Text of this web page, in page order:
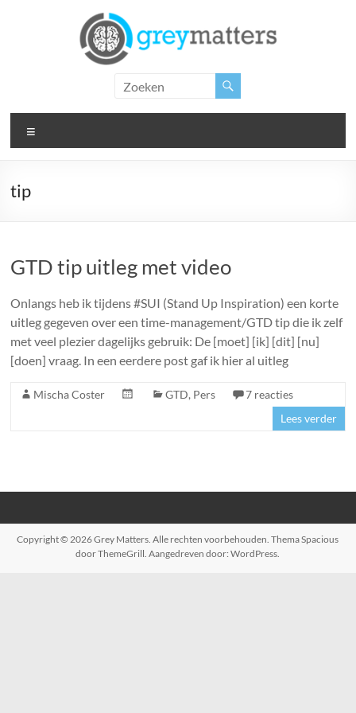
Matters
Insight.
Inspiration.
tip
GTD tip uitleg met video
Onlangs heb ik tijdens #SUI (Stand Up Inspiration) een korte
uitleg gegeven over een time-management/GTD tip die ik zelf
met veel plezier dagelijks gebruik: De [moet] [ik] [dit] [nu]
[doen] vraag. In een eerdere post gaf ik hier al uitleg
Mischa Coster GTD, Pers
7 reacties
Lees verder
Copyright © 2026Grey Matters. Alle rechten voorbehouden. ThemaSpacious
door ThemeGrill. Aangedreven door:WordPress.